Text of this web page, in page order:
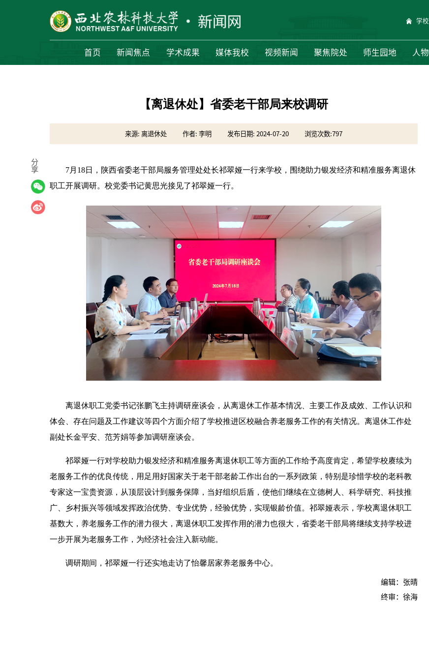
学
首页 新闻焦点 学术成果 媒体我校 视频新闻 聚焦院处 师生园地 人
【离退休处】省委老干部局来校调研
来源: 离退休处 作者: 李明 发布日期: 2024-07-20 浏览次数:797
7月18日，陕西省委老干部局服务管理处处长祁翠娅一行来学校，围绕助力银发经济和精准服务离退休
职工开展调研。校党委书记黄思光接见了祁翠娅一行。
离退休职工党委书记张鹏飞主持调研座谈会，从离退休工作基本情况、主要工作及成效、工作认识和
体会、存在问题及工作建议等四个方面介绍了学校推进区校融合养老服务工作的有关情况。离退休工作处
副处长金平安、范芳娟等参加调研座谈会。
祁翠娅一行对学校助力银发经济和精准服务离退休职工等方面的工作给予高度肯定，希望学校赓续为
老服务工作的优良传统，用足用好国家关于老干部老龄工作出台的一系列政策，特别是珍惜学校的老科教
专家这一宝贵资源，从顶层设计到服务保障，当好组织后盾，使他们继续在立德树人、科学研究、科技推
广、乡村振兴等领域发挥政治优势、专业优势，经验优势，实现银龄价值。祁翠娅表示，学校离退休职工
基数大，养老服务工作的潜力很大，离退休职工发挥作用的潜力也很大，省委老干部局将继续支持学校进
一步开展为老服务工作，为经济社会注入新动能。
调研期间，祁翠娅一行还实地走访了怡馨居家养老服务中心。
编辑：张晴
终审：徐海
分
享